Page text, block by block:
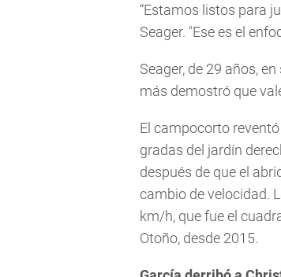
“Estamos listos para
Seager. "Ese es el
Seager, de 29 años,
más demostró que
El campocorto
gradas del jardín
después de que el
cambio de velocidad.
km/h, que fue el
Otoño, desde 2015.